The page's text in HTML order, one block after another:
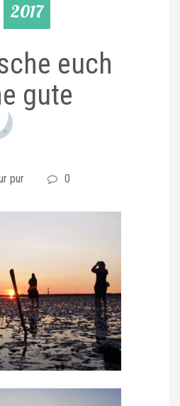
2017
euch
gute
pur 0